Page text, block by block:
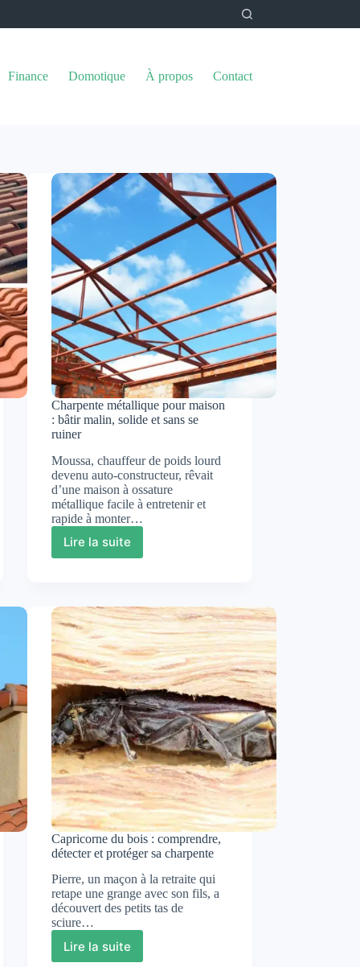
Finance Domotique À propos Contact
Charpente métallique pour maison
: bâtir malin, solide et sans se
ruiner
Moussa, chauffeur de poids lourd
devenu auto-constructeur, rêvait
d’une maison à ossature
métallique facile à entretenir et
rapide à monter…
Lire la suite
Charpente
:
bâtir
malin,
solide
et
sans
se
ruiner
Capricorne du bois : comprendre,
détecter et protéger sa charpente
Pierre, un maçon à la retraite qui
retape une grange avec son fils, a
découvert des petits tas de
sciure…
Lire la suite
Capricorne